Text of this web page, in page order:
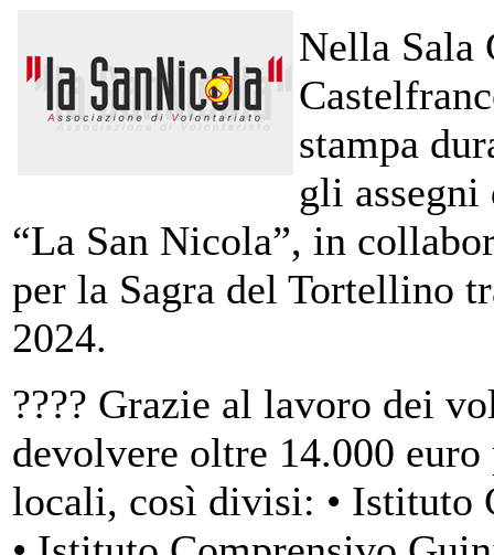
Nella Sala
stampa
gli
“La San Nicola”, in
per la Sagra del Tortellino
2024.
???? Grazie al lavoro dei
devolvere oltre 14.000
locali, così divisi: • Istituto